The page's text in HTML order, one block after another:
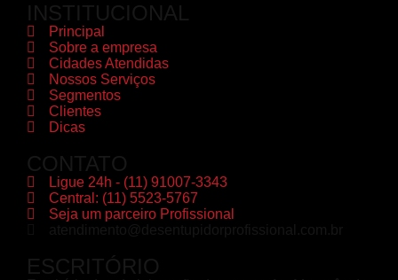
INSTITUCIONAL
Principal
Sobre a empresa
Cidades Atendidas
Nossos Serviços
Segmentos
Clientes
Dicas
CONTATO
Ligue 24h - (11) 91007-3343
Central: (11) 5523-5767
Seja um parceiro Profissional
ESCRITÓRIO